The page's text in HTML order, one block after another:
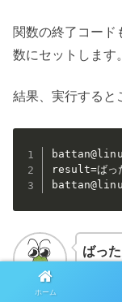
関数の終了コード
数にセットします。
結果、実行すると
result=ばっ
ばったん
ばっ
ホーム